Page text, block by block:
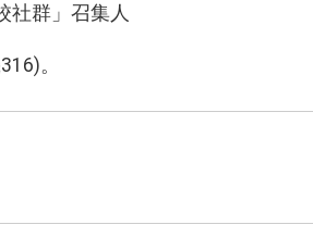
社群」召集人
。